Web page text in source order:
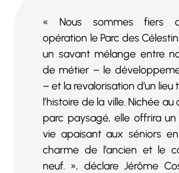
« Nous sommes fiers
opération le Parc des
un savant mélange entre
de métier – le
– et la revalorisation d’un
l’histoire de la ville. Nichée
parc paysagé, elle offrira
vie apaisant aux séniors
charme de l’ancien et le
neuf. », déclare Jérôme